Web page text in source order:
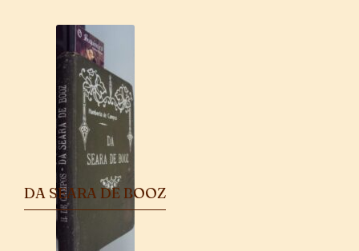
DA SEARA DE BOOZ